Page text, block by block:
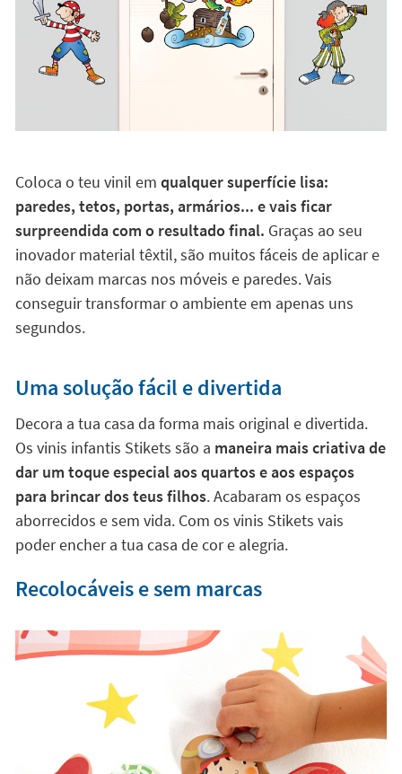
Coloca o teu vinil em qualquer superfície lisa:
paredes, tetos, portas, armários... e vais ficar
surpreendida com o resultado final. Graças ao seu
inovador material têxtil, são muitos fáceis de aplicar e
não deixam marcas nos móveis e paredes. Vais
conseguir transformar o ambiente em apenas uns
segundos.
Uma solução fácil e divertida
Decora a tua casa da forma mais original e divertida.
Os vinis infantis Stikets são a maneira mais criativa de
dar um toque especial aos quartos e aos espaços
para brincar dos teus filhos. Acabaram os espaços
aborrecidos e sem vida. Com os vinis Stikets vais
poder encher a tua casa de cor e alegria.
Recolocáveis e sem marcas